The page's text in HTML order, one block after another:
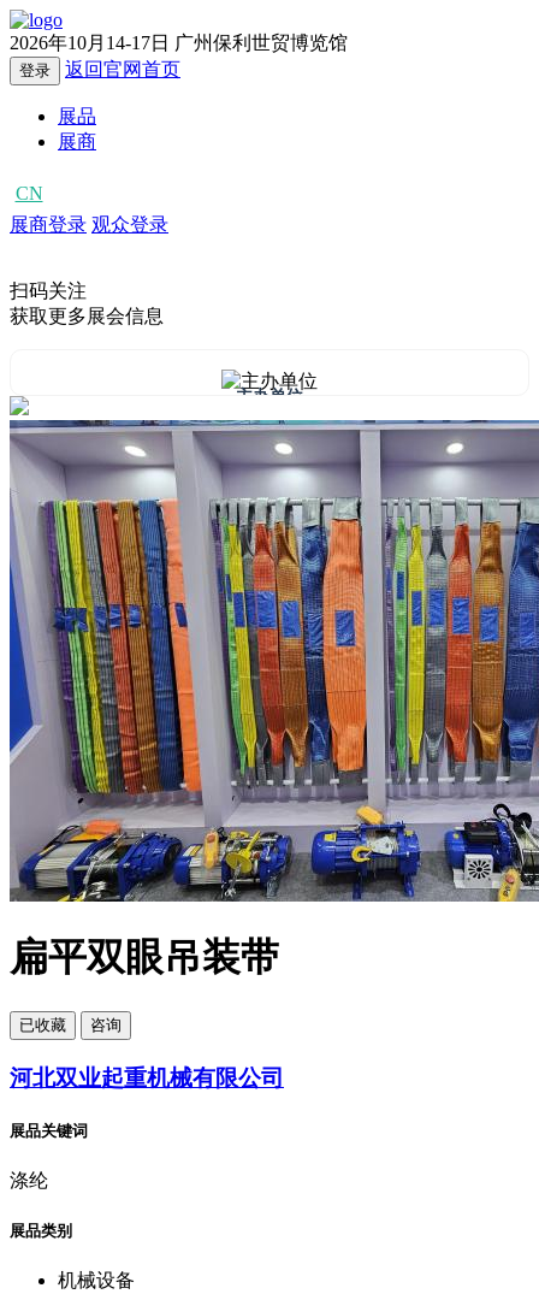
2026年10月14-17日 广州保利世贸博览馆
登录 返回官网首页
展品
展商
CN
展商登录 观众登录
扫码关注
获取更多展会信息
主办单位
扁平双眼吊装带
已收藏 咨询
河北双业起重机械有限公司
展品关键词
涤纶
展品类别
机械设备